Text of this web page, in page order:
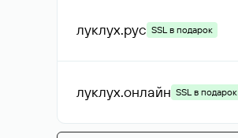
луклух.рус SSL в подарок
луклух.онлайн SSL в подарок